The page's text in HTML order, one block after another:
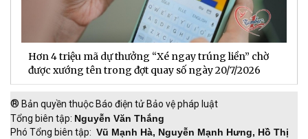
Hơn 4 triệu mã dự thưởng “Xé ngay trúng liền” chờ
được xướng tên trong đợt quay số ngày 20/7/2026
® Bản quyền thuộc Báo điện tử Bảo vệ pháp luật
Tổng biên tập: Nguyễn Văn Thắng
Phó Tổng biên tập: Vũ Mạnh Hà, Nguyễn Mạnh Hưng, Hồ Thị